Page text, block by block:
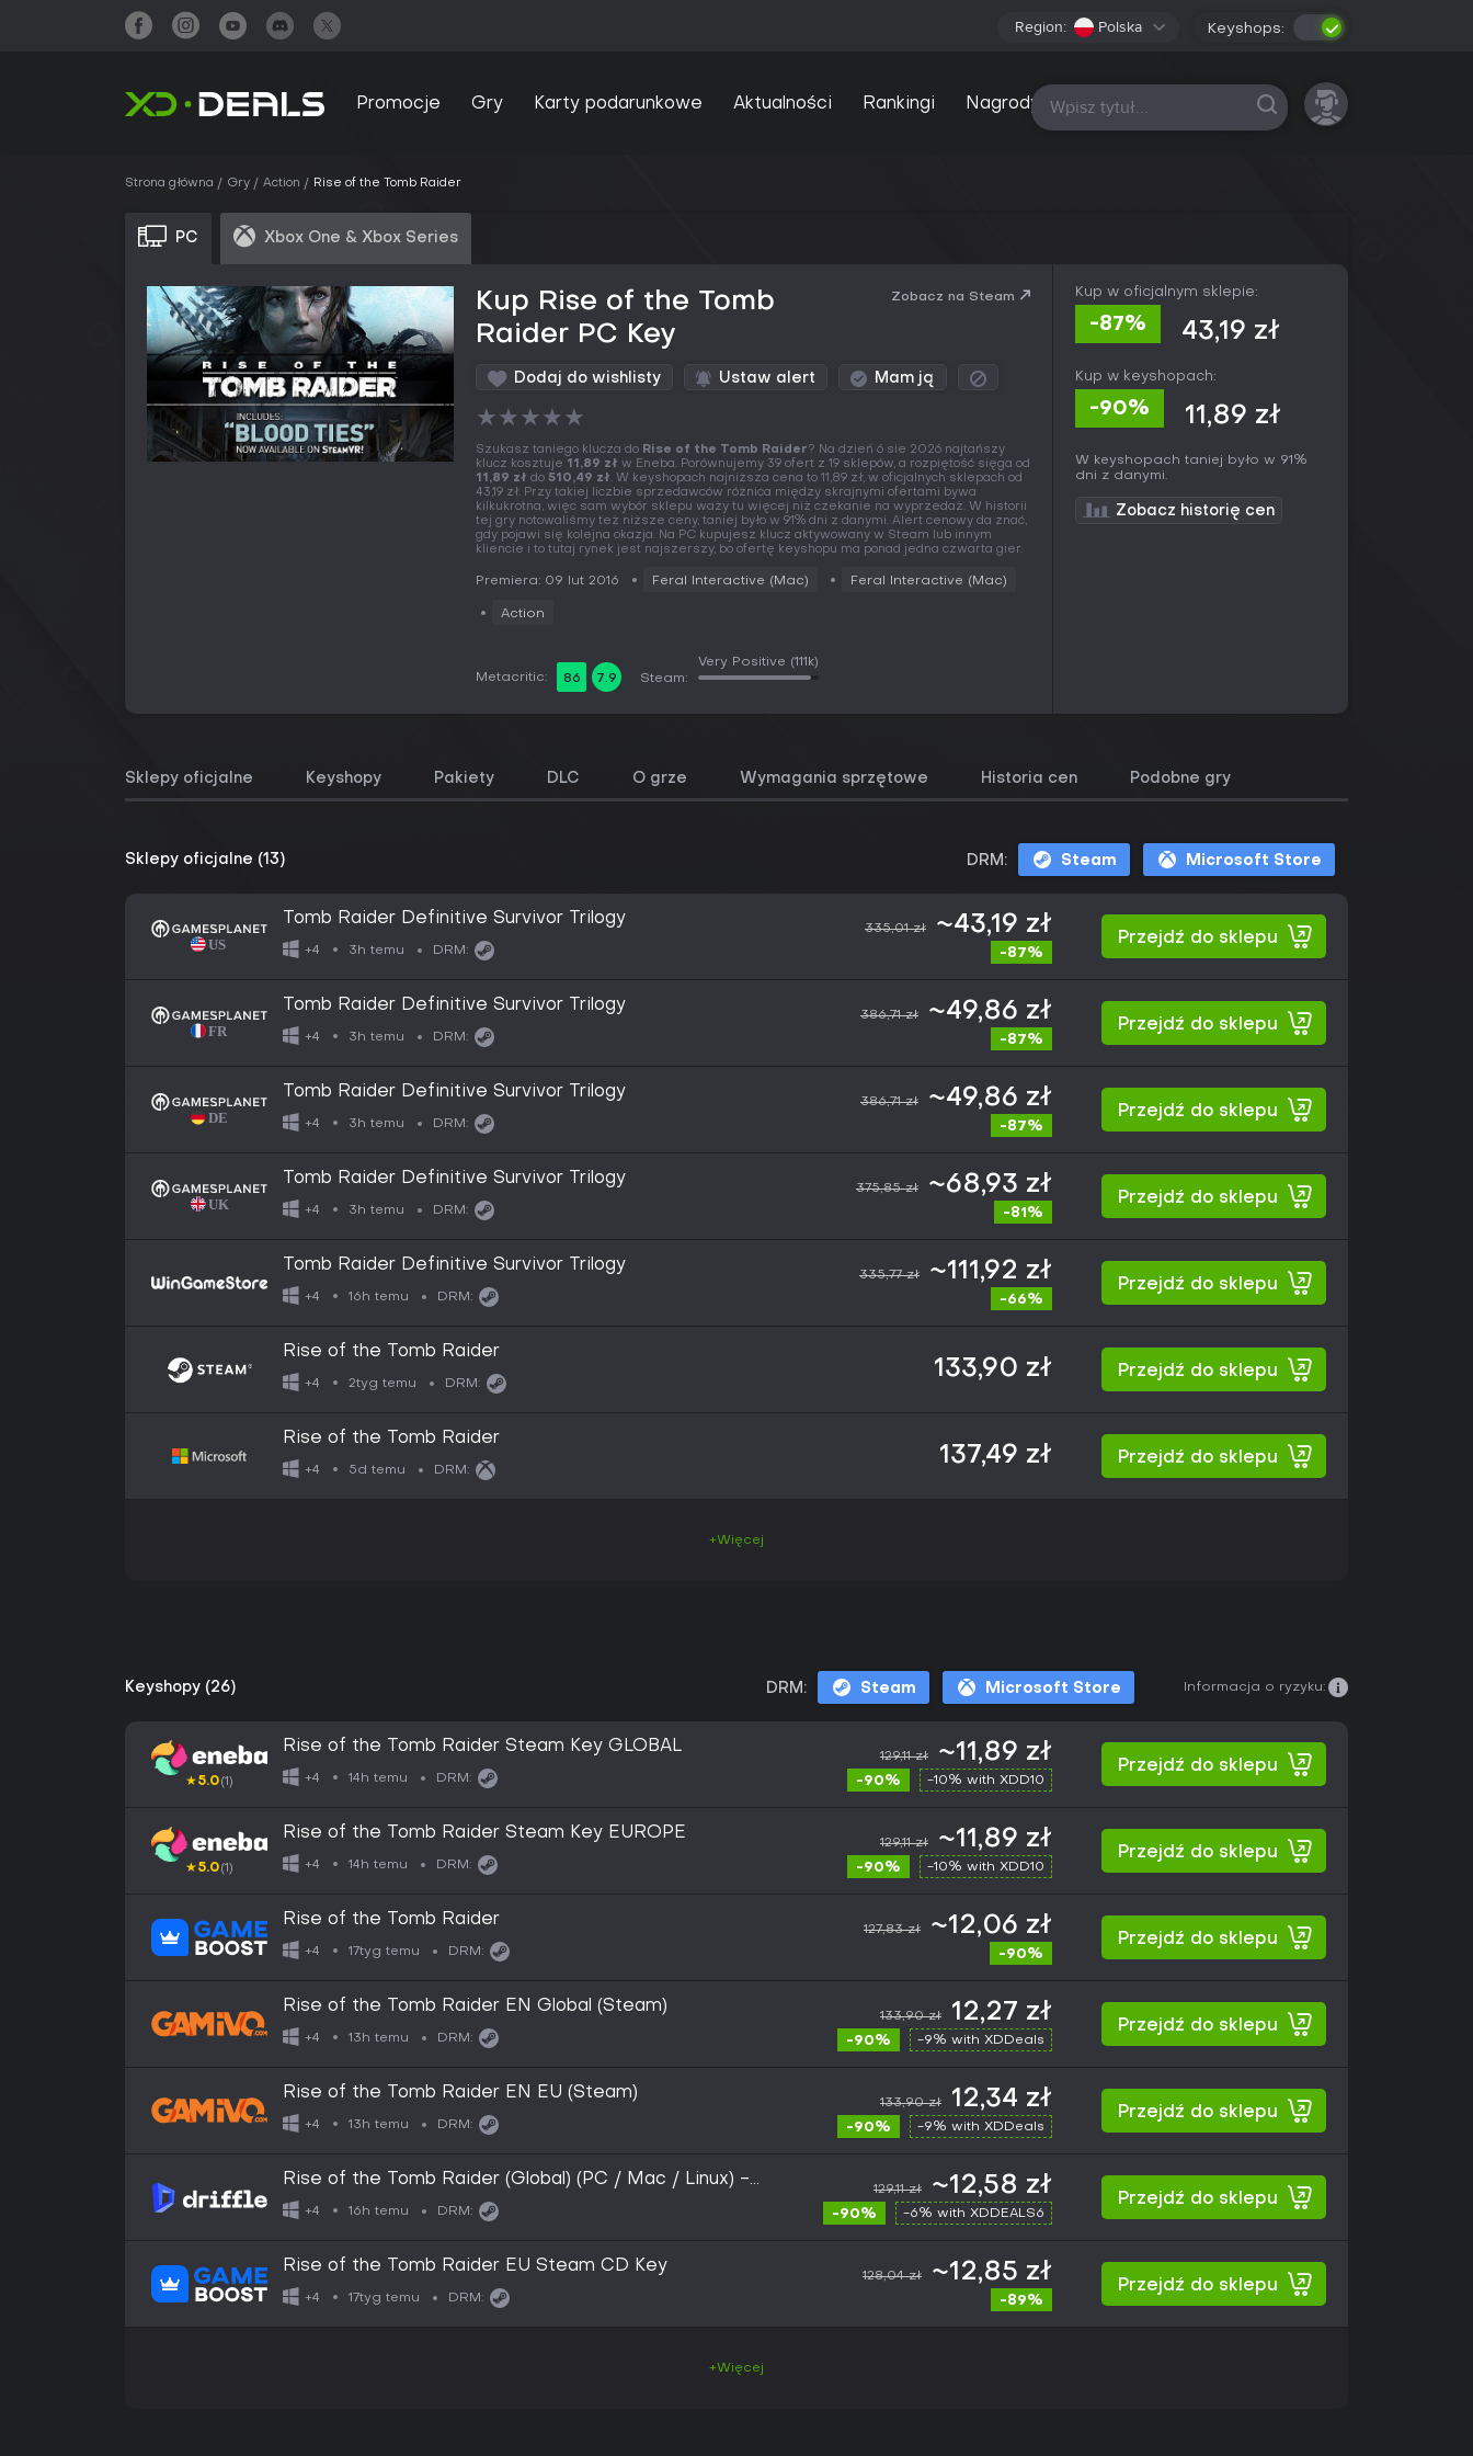
Region: Polska Keyshops:
Promocje Gry Karty podarunkowe Aktualności Rankingi Nagrody Wszystkie platformy
Strona główna Gry Action Rise of the Tomb Raider
PC Xbox One & Xbox Series
Kup Rise of the Tomb
Raider PC Key
Zobacz na Steam
Dodaj do wishlisty Ustaw alert Mam ją
★★★★★
Szukasz taniego klucza do Rise of the Tomb Raider? Na dzień 6 sie 2026 najtańszy
klucz kosztuje 11,89 zł w Eneba. Porównujemy 39 ofert z 19 sklepów, a rozpiętość sięga od
11,89 zł do 510,49 zł. W keyshopach najniższa cena to 11,89 zł, w oficjalnych sklepach od
43,19 zł. Przy takiej liczbie sprzedawców różnica między skrajnymi ofertami bywa
kilkukrotna, więc sam wybór sklepu waży tu więcej niż czekanie na wyprzedaż. W historii
tej gry notowaliśmy też niższe ceny, taniej było w 91% dni z danymi. Alert cenowy da znać,
gdy pojawi się kolejna okazja. Na PC kupujesz klucz aktywowany w Steam lub innym
kliencie i to tutaj rynek jest najszerszy, bo ofertę keyshopu ma ponad jedna czwarta gier.
Premiera: 09 lut 2016 Feral Interactive (Mac) Feral Interactive (Mac)
Action
Metacritic: 86 7.9 Steam:
Very Positive (111k)
Kup w oficjalnym sklepie:
-87% 43,19 zł
Kup w keyshopach:
-90% 11,89 zł
W keyshopach taniej było w 91%
dni z danymi.
Zobacz historię cen
Sklepy oficjalne Keyshopy Pakiety DLC O grze Wymagania sprzętowe Historia cen Podobne gry
Sklepy oficjalne (13) DRM: Steam Microsoft Store
Tomb Raider Definitive Survivor Trilogy
+4 3h temu DRM:
335,01 zł ~43,19 zł
-87%
Przejdź do sklepu
Tomb Raider Definitive Survivor Trilogy
+4 3h temu DRM:
386,71 zł ~49,86 zł
-87%
Przejdź do sklepu
Tomb Raider Definitive Survivor Trilogy
+4 3h temu DRM:
386,71 zł ~49,86 zł
-87%
Przejdź do sklepu
Tomb Raider Definitive Survivor Trilogy
+4 3h temu DRM:
375,85 zł ~68,93 zł
-81%
Przejdź do sklepu
Tomb Raider Definitive Survivor Trilogy
+4 16h temu DRM:
335,77 zł ~111,92 zł
-66%
Przejdź do sklepu
Rise of the Tomb Raider
+4 2tyg temu DRM:
133,90 zł Przejdź do sklepu
Rise of the Tomb Raider
+4 5d temu DRM:
137,49 zł Przejdź do sklepu
+Więcej
Keyshopy (26) DRM: Steam Microsoft Store Informacja o ryzyku:
★5.0(1)
Rise of the Tomb Raider Steam Key GLOBAL
+4 14h temu DRM:
129,11 zł ~11,89 zł
-90% -10% with XDD10
Przejdź do sklepu
★5.0(1)
Rise of the Tomb Raider Steam Key EUROPE
+4 14h temu DRM:
129,11 zł ~11,89 zł
-90% -10% with XDD10
Przejdź do sklepu
Rise of the Tomb Raider
+4 17tyg temu DRM:
127,83 zł ~12,06 zł
-90%
Przejdź do sklepu
Rise of the Tomb Raider EN Global (Steam)
+4 13h temu DRM:
133,90 zł 12,27 zł
-90% -9% with XDDeals
Przejdź do sklepu
Rise of the Tomb Raider EN EU (Steam)
+4 13h temu DRM:
133,90 zł 12,34 zł
-90% -9% with XDDeals
Przejdź do sklepu
Rise of the Tomb Raider (Global) (PC / Mac / Linux) -
Steam - Digital Key
+4 16h temu DRM:
129,11 zł ~12,58 zł
-90% -6% with XDDEALS6
Przejdź do sklepu
Rise of the Tomb Raider EU Steam CD Key
+4 17tyg temu DRM:
128,04 zł ~12,85 zł
-89%
Przejdź do sklepu
+Więcej